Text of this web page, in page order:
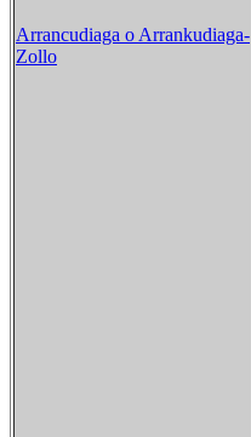
Arrancudiaga o Arrankudiaga-
Zollo